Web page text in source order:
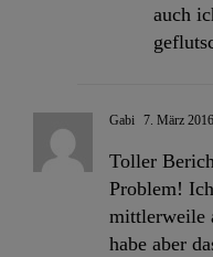
auch
Gabi 7. März
Toller
Problem!
mittlerweile
habe aber